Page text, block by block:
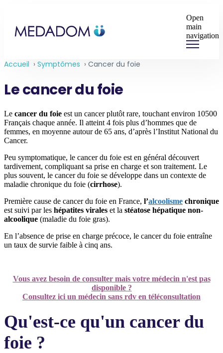
Open
main
navigation
Accueil › Symptômes › Cancer du foie
Le cancer du foie
Le cancer du foie est un cancer plutôt rare, touchant environ 10500
Français chaque année. Il atteint 4 fois plus d’hommes que de
femmes, en moyenne autour de 65 ans, d’après l’Institut National du
Cancer.
Peu symptomatique, le cancer du foie est en général découvert
tardivement, compliquant sa prise en charge et son traitement. Le
plus souvent, le cancer du foie se développe dans un contexte de
maladie chronique du foie (cirrhose).
Première cause de cancer du foie en France, l’alcoolisme chronique
est suivi par les hépatites virales et la stéatose hépatique non-
alcoolique (maladie du foie gras).
En l’absence de prise en charge précoce, le cancer du foie entraîne
un taux de survie faible à cinq ans.
Vous avez besoin de consulter mais votre médecin n'est pas
disponible ?
Consultez ici un médecin sans rdv en téléconsultation
Qu'est-ce qu'un cancer du
foie ?